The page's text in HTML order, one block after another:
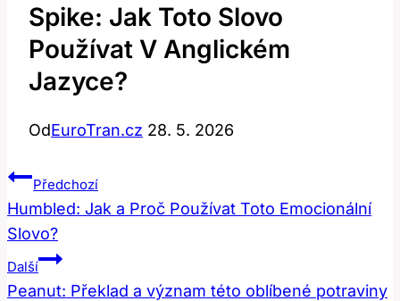
Spike: Jak Toto Slovo
Používat V Anglickém
Jazyce?
OdEuroTran.cz 28. 5. 2026
Navigace
Pro
Příspěvek
Předchozí
Humbled: Jak a Proč Používat Toto Emocionální
Slovo?
Další
Peanut: Překlad a význam této oblíbené potraviny